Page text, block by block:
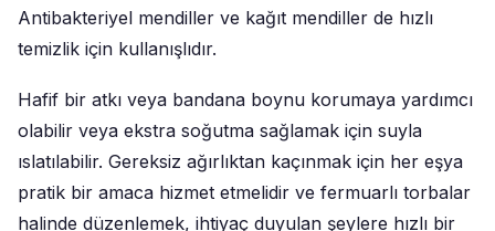
Antibakteriyel mendiller ve kağıt mendiller de hızlı
temizlik için kullanışlıdır.
Hafif bir atkı veya bandana boynu korumaya yardımcı
olabilir veya ekstra soğutma sağlamak için suyla
ıslatılabilir. Gereksiz ağırlıktan kaçınmak için her eşya
pratik bir amaca hizmet etmelidir ve fermuarlı torbalar
halinde düzenlemek, ihtiyaç duyulan şeylere hızlı bir